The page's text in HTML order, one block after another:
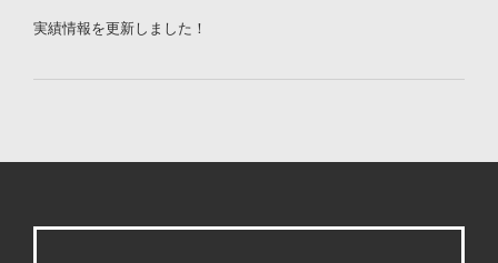
実績情報を更新しました！